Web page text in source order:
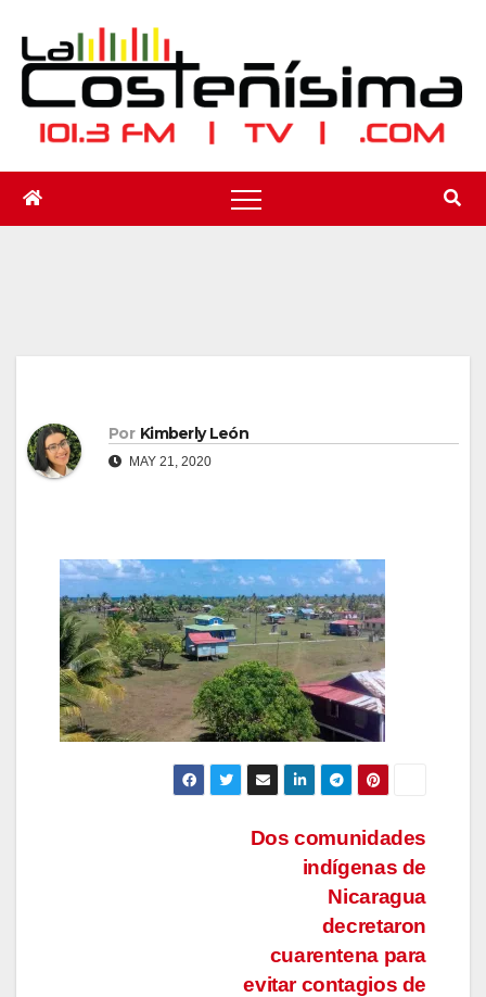
contenido
Por Kimberly León
MAY 21, 2020
NavegaciónDos comunidades
indígenas de
Nicaragua
decretaron
cuarentena para
evitar contagios de